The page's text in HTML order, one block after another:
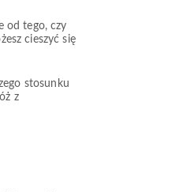
od tego, czy
cieszyć się
stosunku
z